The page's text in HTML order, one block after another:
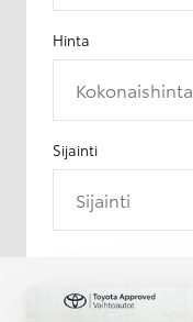
Hinta
Kokonaishinta
Sijainti
Sijainti